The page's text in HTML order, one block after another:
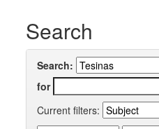
Search
Search:
for
Current filters: